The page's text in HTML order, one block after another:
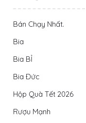
Bán Chạy Nhất.
Bia
Bia BỈ
Bia Ðức
Hộp Quà Tết 2026
Rượu Mạnh